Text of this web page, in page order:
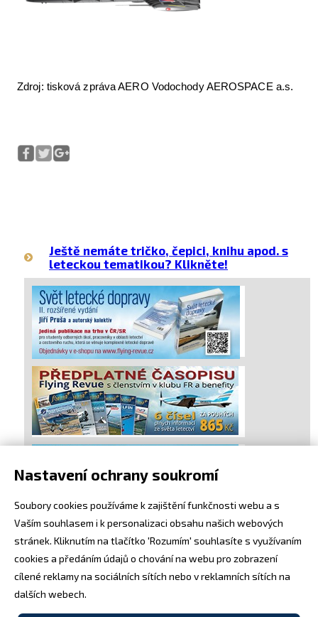
Zdroj: tisková zpráva AERO Vodochody AEROSPACE a.s.
Ještě nemáte tričko, čepici, knihu apod. s
leteckou tematikou? Klikněte!
Nastavení ochrany soukromí
Soubory cookies používáme k zajištění funkčnosti webu a s
Vaším souhlasem i k personalizaci obsahu našich webových
stránek. Kliknutím na tlačítko 'Rozumím' souhlasíte s využívaním
cookies a předáním údajů o chování na webu pro zobrazení
cílené reklamy na sociálních sítích nebo v reklamních sítích na
dalších webech.